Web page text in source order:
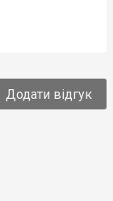
Додати відгук